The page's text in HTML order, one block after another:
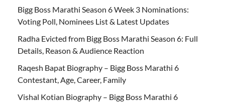
Bigg Boss Marathi Season 6 Week 3 Nominations:
Voting Poll, Nominees List & Latest Updates
Radha Evicted from Bigg Boss Marathi Season 6: Full
Details, Reason & Audience Reaction
Raqesh Bapat Biography – Bigg Boss Marathi 6
Contestant, Age, Career, Family
Vishal Kotian Biography – Bigg Boss Marathi 6